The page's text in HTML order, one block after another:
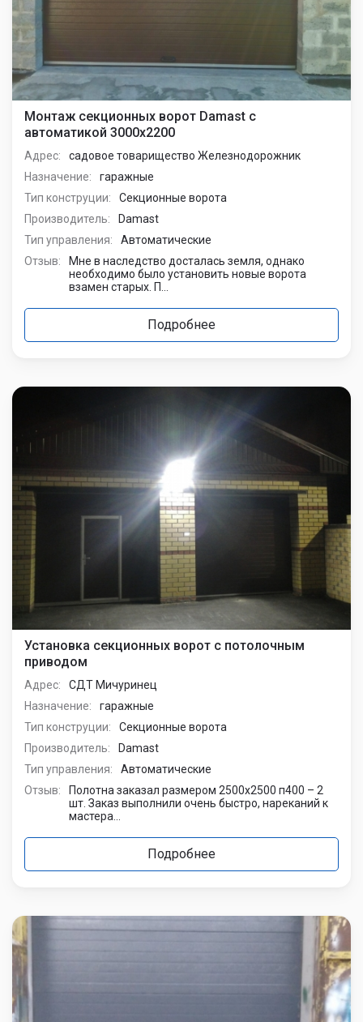
Монтаж секционных ворот Damast с
автоматикой 3000x2200
Адрес:
садовое товарищество Железнодорожник
Назначение:
гаражные
Тип конструции:
Секционные ворота
Производитель:
Damast
Тип управления:
Автоматические
Отзыв:
Мне в наследство досталась земля, однако
необходимо было установить новые ворота
взамен старых. П...
Подробнее
Установка секционных ворот с потолочным
приводом
Адрес:
СДТ Мичуринец
Назначение:
гаражные
Тип конструции:
Секционные ворота
Производитель:
Damast
Тип управления:
Автоматические
Отзыв:
Полотна заказал размером 2500х2500 п400 – 2
шт. Заказ выполнили очень быстро, нареканий к
мастера...
Подробнее